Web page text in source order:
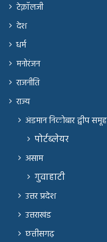
टेक्नॉलजी
देश
धर्म
मनोरंजन
राजनीति
राज्य
अंडमान निकोबार द्वीप समूह
पोर्टब्लेयर
असाम
गुवाहाटी
उत्तर प्रदेश
उत्तराखंड
छत्तीसगढ़